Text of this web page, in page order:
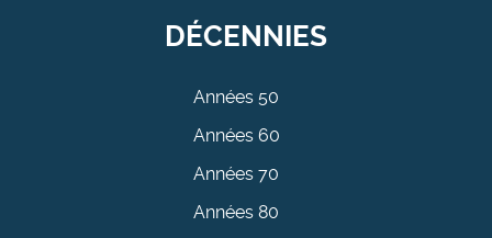
DÉCENNIES
Années 50
Années 60
Années 70
Années 80